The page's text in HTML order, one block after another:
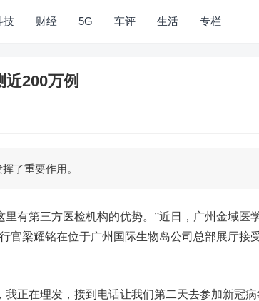
技 财经 5G 车评 生活 专栏
200万例
了重要作用。
有第三方医检机构的优势。”近日，广州金域医
官梁耀铭在位于广州国际生物岛公司总部展厅接
正在理发，接到电话让我们第二天去参加新冠病